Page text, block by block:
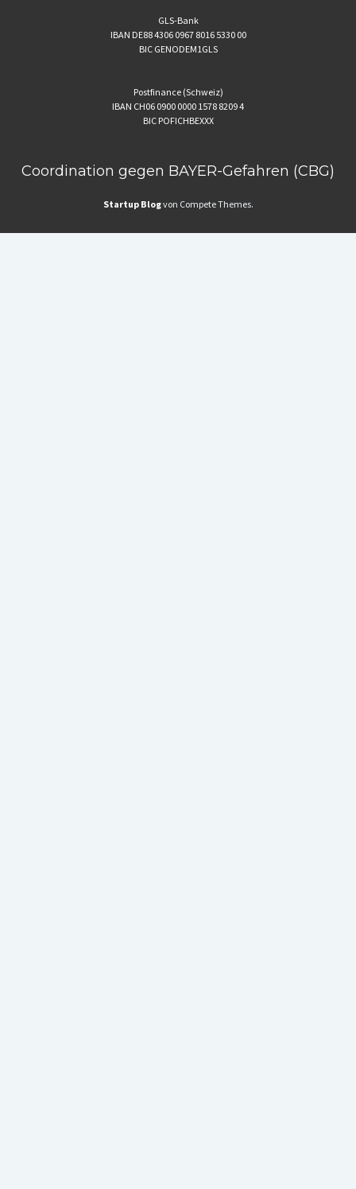
GLS-Bank
IBAN DE88 4306 0967 8016 5330 00
BIC GENODEM1GLS
Postfinance (Schweiz)
IBAN CH06 0900 0000 1578 8209 4
BIC POFICHBEXXX
Coordination gegen BAYER-Gefahren (CBG)
Startup Blogvon Compete Themes.